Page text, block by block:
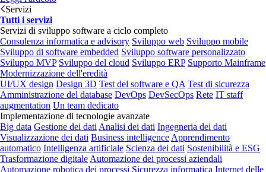
Servizi
Tutti i servizi
Servizi di sviluppo software a ciclo completo
Consulenza informatica e advisory Sviluppo web Sviluppo mobile
Sviluppo di software embedded Sviluppo software personalizzato
Sviluppo MVP Sviluppo del cloud Sviluppo ERP Supporto Mainframe
Modernizzazione dell'eredità
UI/UX design Design 3D Test del software e QA Test di sicurezza
Amministrazione del database DevOps DevSecOps Rete IT staff
augmentation Un team dedicato
Implementazione di tecnologie avanzate
Big data Gestione dei dati Analisi dei dati Ingegneria dei dati
Visualizzazione dei dati Business intelligence Apprendimento
automatico Intelligenza artificiale Scienza dei dati Sostenibilità e ESG
Trasformazione digitale Automazione dei processi aziendali
Automazione robotica dei processi Sicurezza informatica Internet delle